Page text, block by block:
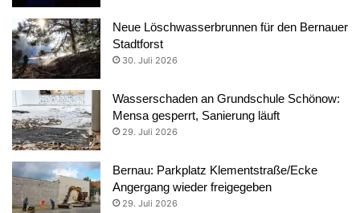
Neue Löschwasserbrunnen für den Bernauer
Stadtforst
30. Juli 2026
Wasserschaden an Grundschule Schönow:
Mensa gesperrt, Sanierung läuft
29. Juli 2026
Bernau: Parkplatz Klementstraße/Ecke
Angergang wieder freigegeben
29. Juli 2026